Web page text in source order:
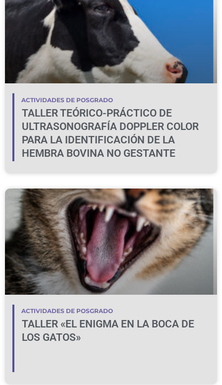
ACTIVIDADES DE POSGRADO
TALLER TEÓRICO-PRÁCTICO DE
ULTRASONOGRAFÍA DOPPLER COLOR
PARA LA IDENTIFICACIÓN DE LA
HEMBRA BOVINA NO GESTANTE
ACTIVIDADES DE POSGRADO
TALLER «EL ENIGMA EN LA BOCA DE
LOS GATOS»